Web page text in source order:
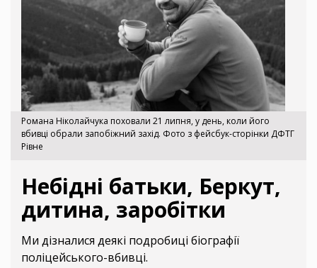
Романа Ніколайчука поховали 21 липня, у день, коли його
вбивці обрали запобіжний захід. Фото з фейсбук-сторінки ДФТГ
Рівне
Небідні батьки, Беркут,
дитина, заробітки
Ми дізналися деякі подробиці біографії
поліцейського-вбивці.